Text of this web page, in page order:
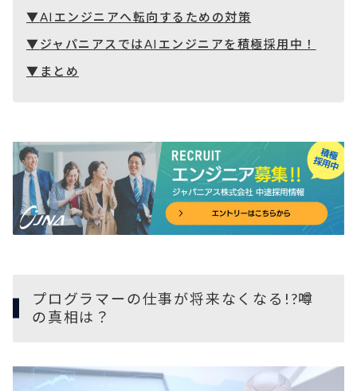
AIエンジニアへ転向するための対策
ジャパニアスではAIエンジニアを積極採用中！
まとめ
プログラマーの仕事が将来なくなる!?噂
の真相は？